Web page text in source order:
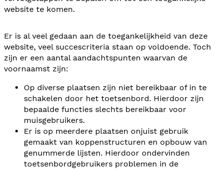
website te komen.
Er is al veel gedaan aan de toegankelijkheid van deze
website, veel succescriteria staan op voldoende. Toch
zijn er een aantal aandachtspunten waarvan de
voornaamst zijn:
Op diverse plaatsen zijn niet bereikbaar of in te
schakelen door het toetsenbord. Hierdoor zijn
bepaalde functies slechts bereikbaar voor
muisgebruikers.
Er is op meerdere plaatsen onjuist gebruik
gemaakt van koppenstructuren en opbouw van
genummerde lijsten. Hierdoor ondervinden
toetsenbordgebruikers problemen in de